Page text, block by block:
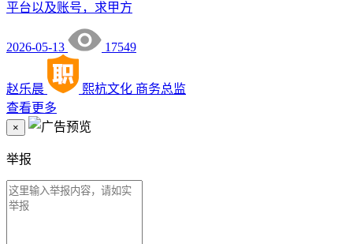
平台以及账号，求甲方
2026-05-13 17549
赵乐晨 熙杭文化 商务总监
查看更多
×
举报